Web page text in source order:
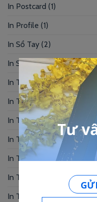
In Postcard (1)
In Profile (1)
In Sổ Tay (2)
In Standee – PP(2)
In Tag Treo(7)
In Thẻ Bài(2)
In Thẻ Nhân Viên(3)
In Thẻ Nhựa (34)
In Thiệp Chúc Mừng
In Thiệp Cưới
In Thiệp Mời(6)